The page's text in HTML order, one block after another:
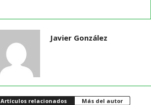
Javier González
Artículos relacionados Más del autor